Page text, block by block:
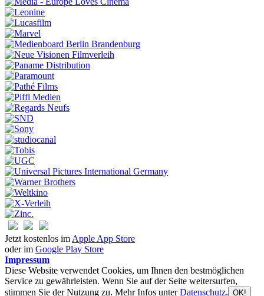
Jetzt kostenlos im Apple App Store
oder im Google Play Store
Impressum
Diese Website verwendet Cookies, um Ihnen den bestmöglichen
Service zu gewährleisten. Wenn Sie auf der Seite weitersurfen,
stimmen Sie der Nutzung zu. Mehr Infos unterDatenschutz. OK!